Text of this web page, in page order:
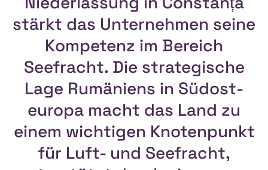
stärkt das Unternehmen seine
Kompetenz im Bereich
Seefracht. Die strategische
Lage Rumäniens in Südost­
europa macht das Land zu
einem wichtigen Knotenpunkt
für Luft- und Seefracht,